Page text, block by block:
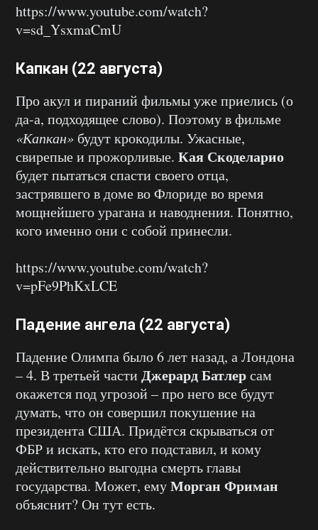
https://www.youtube.com/watch?
v=sd_YsxmaCmU
Капкан (22 августа)
Про акул и пираний фильмы уже приелись (о
да-а, подходящее слово). Поэтому в фильме
«Капкан» будут крокодилы. Ужасные,
свирепые и прожорливые. Кая Скоделарио
будет пытаться спасти своего отца,
застрявшего в доме во Флориде во время
мощнейшего урагана и наводнения. Понятно,
кого именно они с собой принесли.
https://www.youtube.com/watch?
v=pFe9PhKxLCE
Падение ангела (22 августа)
Падение Олимпа было 6 лет назад, а Лондона
– 4. В третьей части Джерард Батлерсам
окажется под угрозой – про него все будут
думать, что он совершил покушение на
президента США. Придётся скрываться от
ФБР и искать, кто его подставил, и кому
действительно выгодна смерть главы
государства. Может, емуМорган Фриман
объяснит? Он тут есть.